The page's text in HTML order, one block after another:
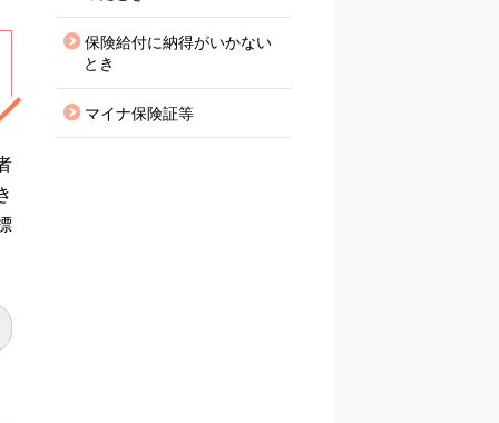
保険給付に納得がいかない
とき
マイナ保険証等